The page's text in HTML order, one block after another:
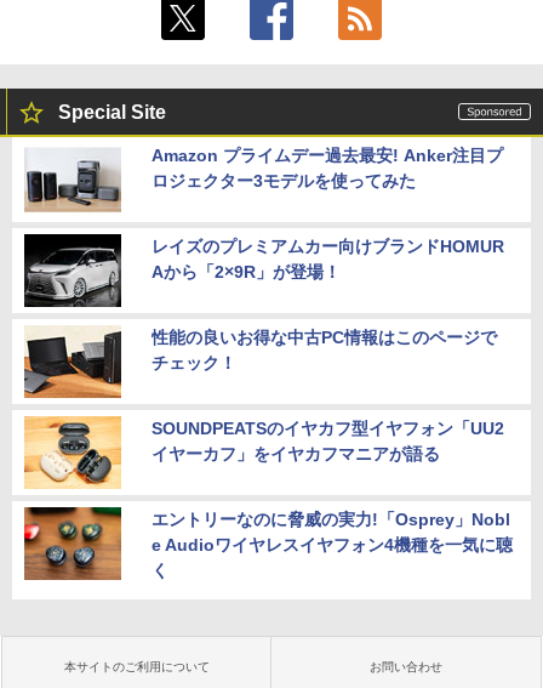
Special Site
Amazon プライムデー過去最安! Anker注目プ
ロジェクター3モデルを使ってみた
レイズのプレミアムカー向けブランドHOMUR
Aから「2×9R」が登場！
性能の良いお得な中古PC情報はこのページで
チェック！
SOUNDPEATSのイヤカフ型イヤフォン「UU2
イヤーカフ」をイヤカフマニアが語る
エントリーなのに脅威の実力!「Osprey」Nobl
e Audioワイヤレスイヤフォン4機種を一気に聴
く
本サイトのご利用について お問い合わせ